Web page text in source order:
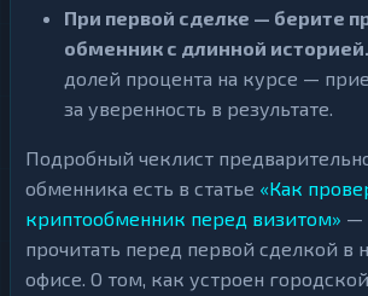
При первой сделке — берите
обменник с длинной историей.
долей процента на курсе —
за уверенность в результате.
Подробный чеклист
обменника есть в статье «Как
криптообменник перед визитом» —
прочитать перед первой сделкой в
офисе. О том, как устроен